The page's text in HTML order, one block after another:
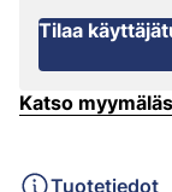
Tilaa
Katso
Tuotetiedot